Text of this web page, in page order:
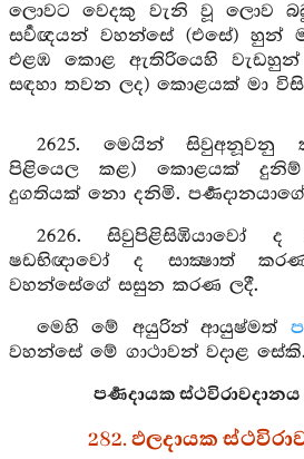
ලොවට වෙදකු වැනි වූ ලොව
සර්‍වඥයන් වහන්සේ (එසේ) හුන්
එළඹ කොළ ඇතිරියෙහි වැඩහුන්
සඳහා තවන ලද) කොළයක් මා
2625. මෙයින් සිවුඅනූවනු
පිළියෙල කළ) කොළයක්
දුගතියක් නො දනිමි.
2626. සිවුපිළිසිඹියාවෝ
ෂඩභිඥාවෝ ද සාක්‍ෂාත්
වහන්සේගේ සසුන කරණ ලදී.
මෙහි මේ අයුරින් ආයුෂ්මත්
වහන්සේ මේ ගාථාවන් වදාළ සේකි.
පර්‍ණදායක
282. ඵලදායක